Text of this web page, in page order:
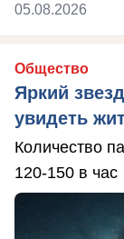
05.08.2026
Общество
Яркий
увидеть
Количество
120-150 в час